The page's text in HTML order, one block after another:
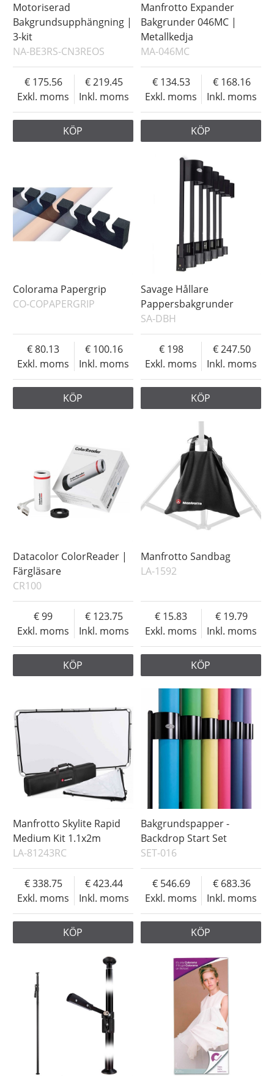
Motoriserad
Bakgrundsupphängning |
3-kit
NA-BE3RS-CN3REOS
Exkl. moms
175.56
Inkl. moms
219.45
KÖP
Manfrotto Expander
Bakgrunder 046MC |
Metallkedja
MA-046MC
Exkl. moms
134.53
Inkl. moms
168.16
KÖP
Colorama Papergrip
CO-COPAPERGRIP
Exkl. moms
80.13
Inkl. moms
100.16
KÖP
Savage Hållare
Pappersbakgrunder
SA-DBH
Exkl. moms
198
Inkl. moms
247.50
KÖP
Datacolor ColorReader |
Färgläsare
CR100
Exkl. moms
99
Inkl. moms
123.75
KÖP
Manfrotto Sandbag
LA-1592
Exkl. moms
15.83
Inkl. moms
19.79
KÖP
Manfrotto Skylite Rapid
Medium Kit 1.1x2m
LA-81243RC
Exkl. moms
338.75
Inkl. moms
423.44
KÖP
Bakgrundspapper -
Backdrop Start Set
SET-016
Exkl. moms
546.69
Inkl. moms
683.36
KÖP